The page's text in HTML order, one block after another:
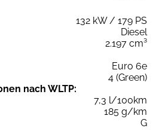
132 kW / 179 PS
Diesel
2.197 cm³
Euro 6e
4 (Green)
nach WLTP:
7,3 l/100km
185 g/km
G